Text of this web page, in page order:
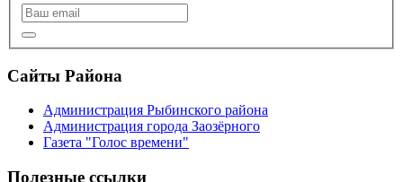
Сайты Района
Администрация Рыбинского района
Администрация города Заозёрного
Газета "Голос времени"
Полезные ссылки